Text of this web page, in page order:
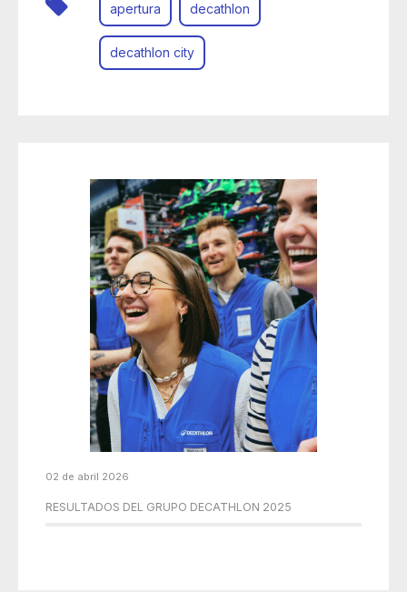
apertura decathlon
decathlon city
02 de abril 2026
RESULTADOS DEL GRUPO DECATHLON 2025